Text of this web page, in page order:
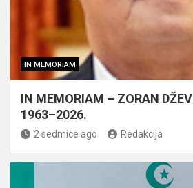
IN MEMORIAM
IN MEMORIAM – ZORAN
1963–2026.
2 sedmice ago Redakcija